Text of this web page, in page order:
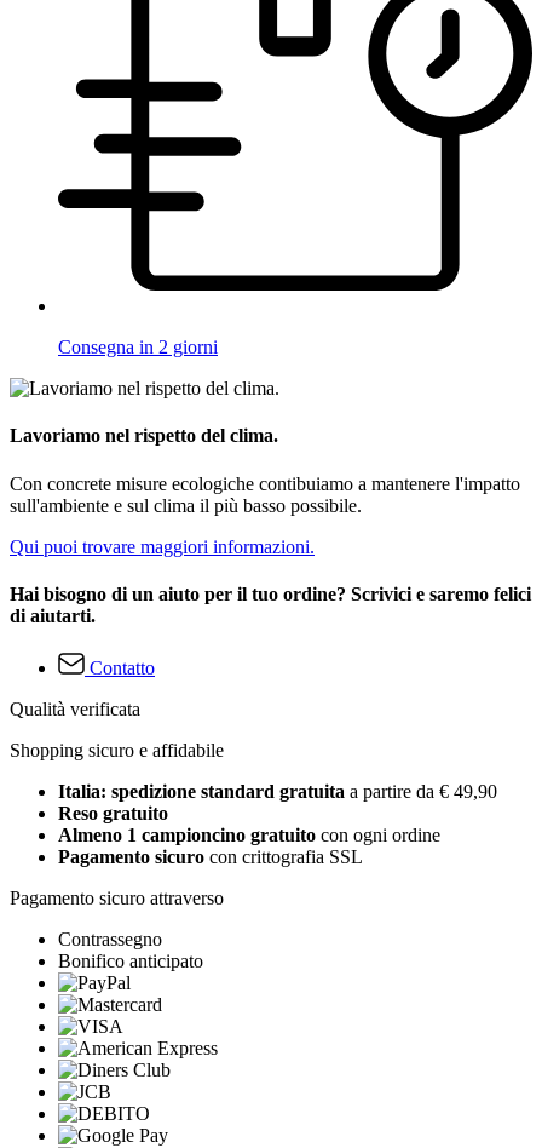
Consegna in 2 giorni
Lavoriamo nel rispetto del clima.
Con concrete misure ecologiche contibuiamo a mantenere l'impatto
sull'ambiente e sul clima il più basso possibile.
Qui puoi trovare maggiori informazioni.
Hai bisogno di un aiuto per il tuo ordine? Scrivici e saremo felici
di aiutarti.
Contatto
Qualità verificata
Shopping sicuro e affidabile
Italia: spedizione standard gratuita a partire da € 49,90
Reso gratuito
Almeno 1 campioncino gratuito con ogni ordine
Pagamento sicuro con crittografia SSL
Pagamento sicuro attraverso
Contrassegno
Bonifico anticipato